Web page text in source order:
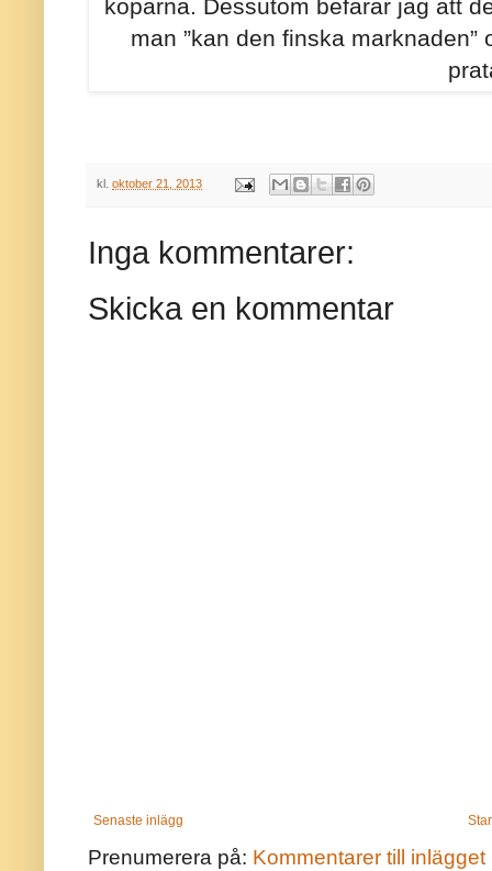
köparna. Dessutom befarar jag att
man ”kan den finska
kl. oktober 21, 2013
Inga kommentarer:
Skicka en kommentar
Senaste inlägg
Prenumerera på: Kommentarer till inlägget